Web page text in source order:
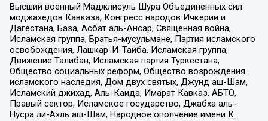
Высший военный Маджлисуль Шура Объединенных сил
моджахедов Кавказа, Конгресс народов Ичкерии и
Дагестана, База, Асбат аль-Ансар, Священная война,
Исламская группа, Братья-мусульмане, Партия исламского
освобождения, Лашкар-И-Тайба, Исламская группа,
Движение Талибан, Исламская партия Туркестана,
Общество социальных реформ, Общество возрождения
исламского наследия, Дом двух святых, Джунд аш-Шам,
Исламский джихад, Аль-Каида, Имарат Кавказ, АБТО,
Правый сектор, Исламское государство, Джабха аль-
Нусра ли-Ахль аш-Шам, Народное ополчение имени К.